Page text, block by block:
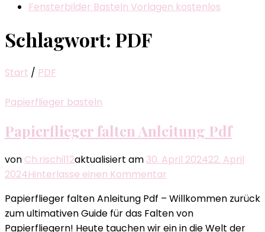
Fensterbilder Basteln Vorlagen kostenlos
Schlagwort: PDF
Start / PDF
Papierflieger basteln
Papierflieger falten Anleitung Pdf
von Ch.rischi112aktualisiert am 30. April 202422. April
2024Hinterlasse einen Kommentar
falten
Anleitung
Papierflieger falten Anleitung Pdf – Willkommen zurück
zum ultimativen Guide für das Falten von
Papierfliegern! Heute tauchen wir ein in die Welt der